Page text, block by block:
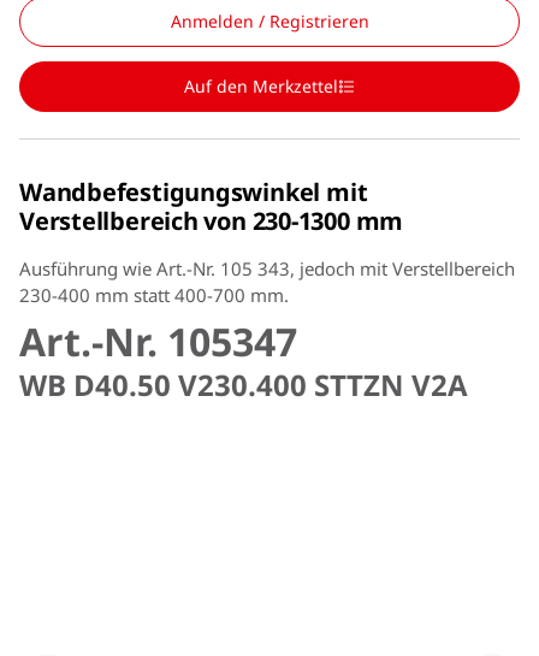
Anmelden / Registrieren
Auf den Merkzettel
Wandbefestigungswinkel mit
Verstellbereich von 230-1300 mm
Ausführung wie Art.-Nr. 105 343, jedoch mit Verstellbereich
230-400 mm statt 400-700 mm.
Art.-Nr. 105347
WB D40.50 V230.400 STTZN V2A